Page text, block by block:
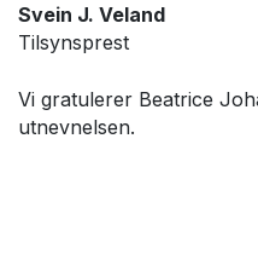
Svein J. Veland
Tilsynsprest
Vi gratulerer Beatrice
utnevnelsen.